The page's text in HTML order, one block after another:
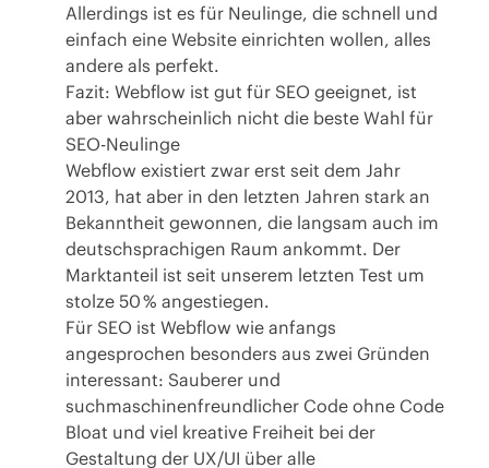
Allerdings ist es für Neulinge, die schnell und
einfach eine Website einrichten wollen, alles
andere als perfekt.
Fazit: Webflow ist gut für SEO geeignet, ist
aber wahrscheinlich nicht die beste Wahl für
SEO-Neulinge
Webflow existiert zwar erst seit dem Jahr
2013, hat aber in den letzten Jahren stark an
Bekanntheit gewonnen, die langsam auch im
deutschsprachigen Raum ankommt. Der
Marktanteil ist seit unserem letzten Test um
stolze 50 % angestiegen.
Für SEO ist Webflow wie anfangs
angesprochen besonders aus zwei Gründen
interessant: Sauberer und
suchmaschinenfreundlicher Code ohne Code
Bloat und viel kreative Freiheit bei der
Gestaltung der UX/UI über alle